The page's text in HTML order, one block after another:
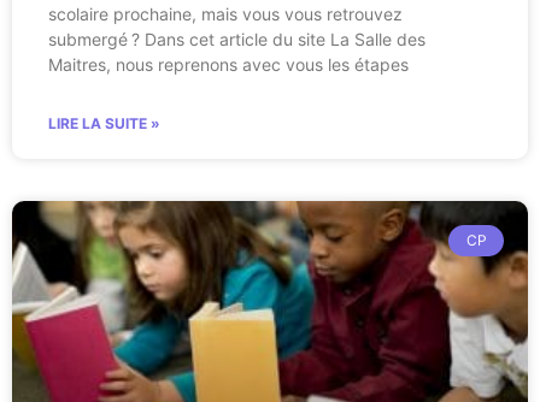
scolaire prochaine, mais vous vous retrouvez
submergé ? Dans cet article du site La Salle des
Maitres, nous reprenons avec vous les étapes
LIRE LA SUITE »
CP